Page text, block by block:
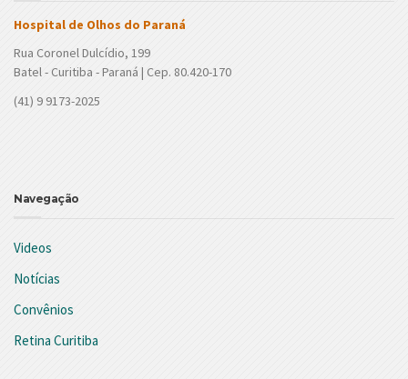
Hospital de Olhos do Paraná
Rua Coronel Dulcídio, 199
Batel - Curitiba - Paraná | Cep. 80.420-170
(41) 9 9173-2025
Navegação
Videos
Notícias
Convênios
Retina Curitiba